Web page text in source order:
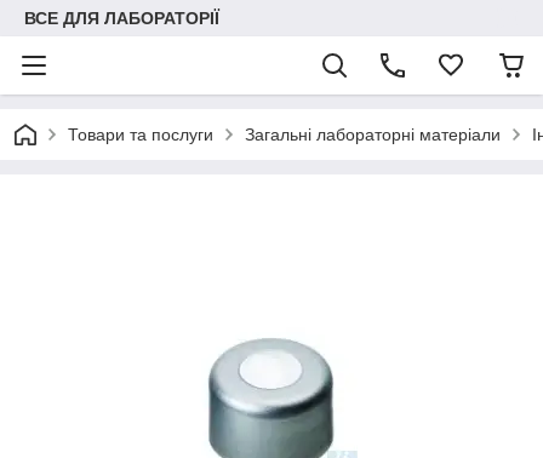
ВСЕ ДЛЯ ЛАБОРАТОРІЇ
Товари та послуги Загальні лабораторні матеріали